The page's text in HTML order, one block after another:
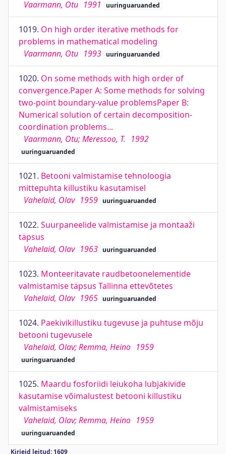
Vaarmann, Otu 1991 uuringuaruanded
1019. On high order iterative methods for
problems in mathematical modeling
Vaarmann, Otu 1993 uuringuaruanded
1020. On some methods with high order of
convergence.Paper A: Some methods for solving
two-point boundary-value problemsPaper B:
Numerical solution of certain decomposition-
coordination problems...
Vaarmann, Otu; Meressoo, T. 1992
uuringuaruanded
1021. Betooni valmistamise tehnoloogia
mittepuhta killustiku kasutamisel
Vahelaid, Olav 1959 uuringuaruanded
1022. Suurpaneelide valmistamise ja montaaži
täpsus
Vahelaid, Olav 1963 uuringuaruanded
1023. Monteeritavate raudbetoonelementide
valmistamise täpsus Tallinna ettevõtetes
Vahelaid, Olav 1965 uuringuaruanded
1024. Paekivikillustiku tugevuse ja puhtuse mõju
betooni tugevusele
Vahelaid, Olav; Remma, Heino 1959
uuringuaruanded
1025. Maardu fosforiidi leiukoha lubjakivide
kasutamise võimalustest betooni killustiku
valmistamiseks
Vahelaid, Olav; Remma, Heino 1959
uuringuaruanded
Kirjeid leitud: 1609